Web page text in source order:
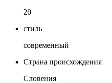
20
стиль
современный
Страна происхождения
Словения